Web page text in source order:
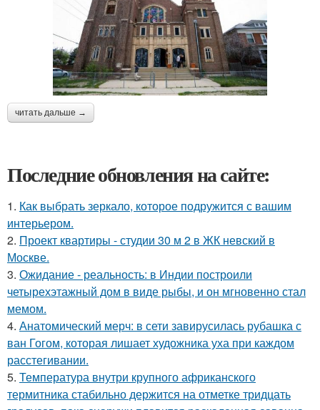
читать дальше →
Последние обновления на сайте:
1. Как выбрать зеркало, которое подружится с вашим
интерьером.
2. Проект квартиры - студии 30 м 2 в ЖК невский в
Москве.
3. Ожидание - реальность: в Индии построили
четырехэтажный дом в виде рыбы, и он мгновенно стал
мемом.
4. Анатомический мерч: в сети завирусилась рубашка с
ван Гогом, которая лишает художника уха при каждом
расстегивании.
5. Температура внутри крупного африканского
термитника стабильно держится на отметке тридцать